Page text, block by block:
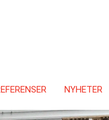
NYHETER